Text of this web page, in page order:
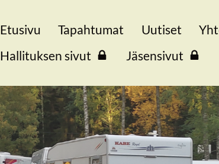
Etusivu Tapahtumat Uutiset
Hallituksen sivut
Jäsensivut